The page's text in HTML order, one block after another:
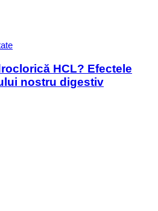
HCL? Efectele
nostru digestiv